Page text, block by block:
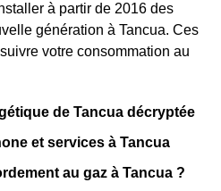
à partir de 2016 des
génération à Tancua. Ces
votre consommation au
de Tancua décryptée
et services à Tancua
au gaz à Tancua ?